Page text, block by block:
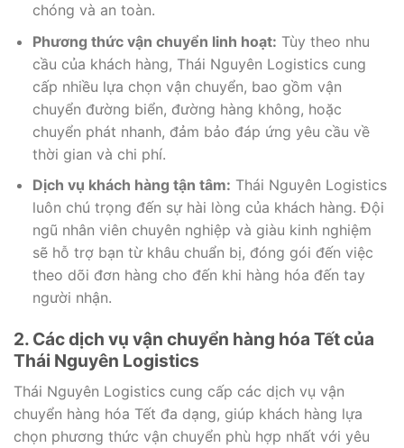
chóng và an toàn.
Phương thức vận chuyển linh hoạt: Tùy theo nhu
cầu của khách hàng, Thái Nguyên Logistics cung
cấp nhiều lựa chọn vận chuyển, bao gồm vận
chuyển đường biển, đường hàng không, hoặc
chuyển phát nhanh, đảm bảo đáp ứng yêu cầu về
thời gian và chi phí.
Dịch vụ khách hàng tận tâm: Thái Nguyên Logistics
luôn chú trọng đến sự hài lòng của khách hàng. Đội
ngũ nhân viên chuyên nghiệp và giàu kinh nghiệm
sẽ hỗ trợ bạn từ khâu chuẩn bị, đóng gói đến việc
theo dõi đơn hàng cho đến khi hàng hóa đến tay
người nhận.
2. Các dịch vụ vận chuyển hàng hóa Tết của
Thái Nguyên Logistics
Thái Nguyên Logistics cung cấp các dịch vụ vận
chuyển hàng hóa Tết đa dạng, giúp khách hàng lựa
chọn phương thức vận chuyển phù hợp nhất với yêu